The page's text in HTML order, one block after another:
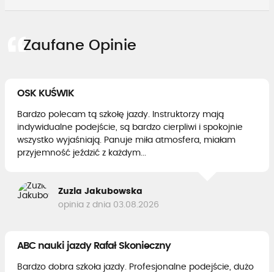
Zaufane Opinie
OSK KUŚWIK
Bardzo polecam tą szkołę jazdy. Instruktorzy mają
indywidualne podejście, są bardzo cierpliwi i spokojnie
wszystko wyjaśniają. Panuje miła atmosfera, miałam
przyjemność jeździć z każdym...
Zuzia Jakubowska
opinia z dnia 03.08.2026
ABC nauki jazdy Rafał Skonieczny
Bardzo dobra szkoła jazdy. Profesjonalne podejście, dużo